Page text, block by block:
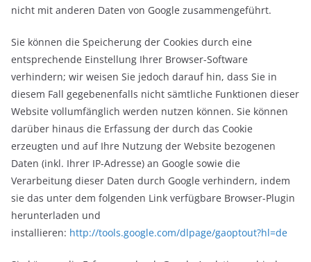
nicht mit anderen Daten von Google zusammengeführt.
Sie können die Speicherung der Cookies durch eine
entsprechende Einstellung Ihrer Browser-Software
verhindern; wir weisen Sie jedoch darauf hin, dass Sie in
diesem Fall gegebenenfalls nicht sämtliche Funktionen dieser
Website vollumfänglich werden nutzen können. Sie können
darüber hinaus die Erfassung der durch das Cookie
erzeugten und auf Ihre Nutzung der Website bezogenen
Daten (inkl. Ihrer IP-Adresse) an Google sowie die
Verarbeitung dieser Daten durch Google verhindern, indem
sie das unter dem folgenden Link verfügbare Browser-Plugin
herunterladen und
installieren: http://tools.google.com/dlpage/gaoptout?hl=de